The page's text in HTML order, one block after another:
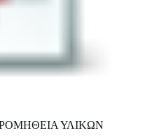
ΥΛΙΚΩΝ